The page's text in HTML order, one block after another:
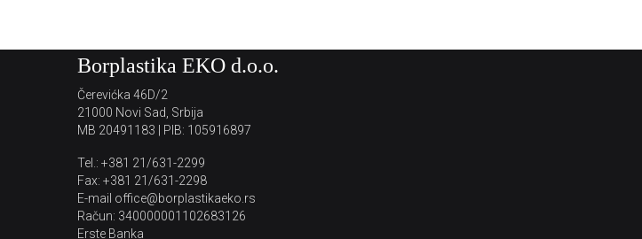
Borplastika EKO d.o.o.
Čerevićka 46D/2
21000 Novi Sad, Srbija
MB 20491183 | PIB: 105916897
Tel.: +381 21/631-2299
Fax: +381 21/631-2298
E-mail office@borplastikaeko.rs
Račun: 340000001102683126
Erste Banka